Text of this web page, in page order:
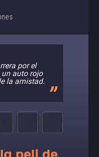
por el
un auto rojo
la amistad.